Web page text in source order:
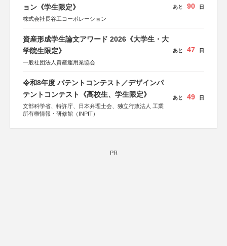
ョン《学生限定》
株式会社長谷工コーポレーション
あと 90 日
資産形成学生論文アワード 2026《大学生・大
学院生限定》
一般社団法人資産運用業協会
あと 47 日
令和8年度 パテントコンテスト／デザインパ
テントコンテスト《高校生、学生限定》
文部科学省、特許庁、日本弁理士会、独立行政法人 工業
所有権情報・研修館（INPIT）
あと 49 日
PR